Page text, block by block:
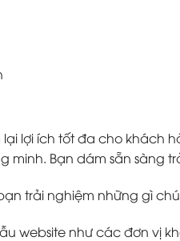
lợi ích tốt đa cho
minh. Bạn dám sẵn sàng
trải nghiệm những gì
website như các đơn vị